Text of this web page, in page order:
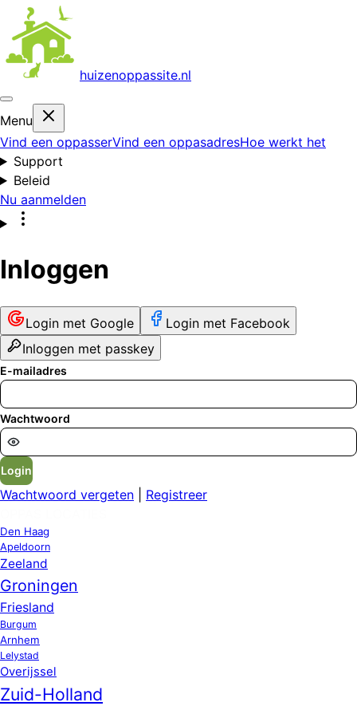
huizenoppassite.nl
Menu
Vind een oppasserVind een oppasadresHoe werkt het
Support
Beleid
Nu aanmelden
Inloggen
Login met Google
Login met Facebook
Inloggen met passkey
E-mailadres
Wachtwoord
Login
Wachtwoord vergeten
Registreer
Den Haag
Apeldoorn
Zeeland
Groningen
Friesland
Burgum
Arnhem
Lelystad
Overijssel
Zuid-Holland